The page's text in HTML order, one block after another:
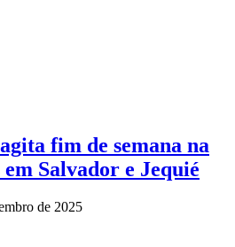
fim de semana na
Salvador e Jequié
de 2025